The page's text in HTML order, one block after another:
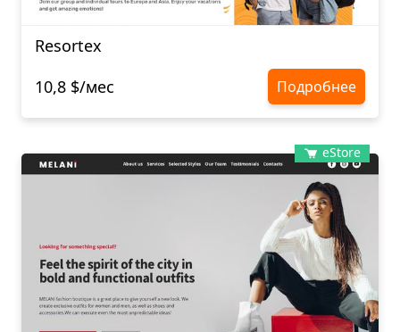
Resortex
10,8 $/мес
Подробнее
eStore